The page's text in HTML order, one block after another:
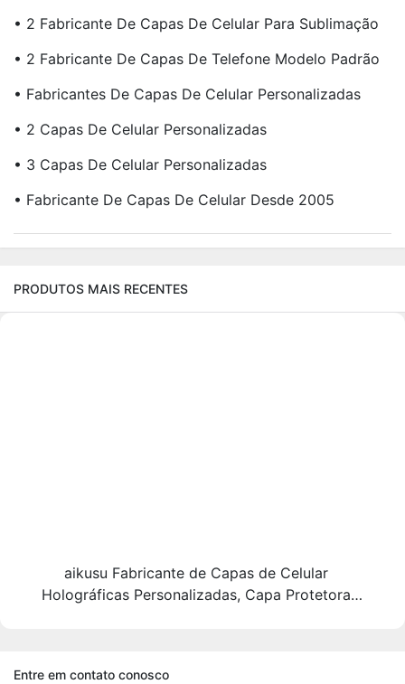
• 2 Fabricante De Capas De Celular Para Sublimação
• 2 Fabricante De Capas De Telefone Modelo Padrão
• Fabricantes De Capas De Celular Personalizadas
• 2 Capas De Celular Personalizadas
• 3 Capas De Celular Personalizadas
• Fabricante De Capas De Celular Desde 2005
PRODUTOS MAIS RECENTES
aikusu Fabricante de Capas de Celular
Holográficas Personalizadas, Capa Protetora
Entre em contato conosco